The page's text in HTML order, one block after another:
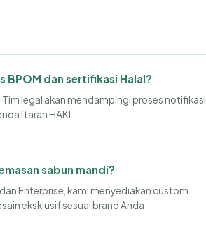
BPOM dan sertifikasi Halal?
Tim legal akan mendampingi proses notifikasi
HAKI.
sabun mandi?
Enterprise, kami menyediakan custom
eksklusif sesuai brand Anda.